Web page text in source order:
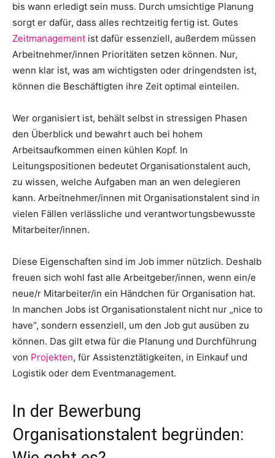
bis wann erledigt sein muss. Durch umsichtige Planung
sorgt er dafür, dass alles rechtzeitig fertig ist. Gutes
Zeitmanagement ist dafür essenziell, außerdem müssen
Arbeitnehmer/innen Prioritäten setzen können. Nur,
wenn klar ist, was am wichtigsten oder dringendsten ist,
können die Beschäftigten ihre Zeit optimal einteilen.
Wer organisiert ist, behält selbst in stressigen Phasen
den Überblick und bewahrt auch bei hohem
Arbeitsaufkommen einen kühlen Kopf. In
Leitungspositionen bedeutet Organisationstalent auch,
zu wissen, welche Aufgaben man an wen delegieren
kann. Arbeitnehmer/innen mit Organisationstalent sind in
vielen Fällen verlässliche und verantwortungsbewusste
Mitarbeiter/innen.
Diese Eigenschaften sind im Job immer nützlich. Deshalb
freuen sich wohl fast alle Arbeitgeber/innen, wenn ein/e
neue/r Mitarbeiter/in ein Händchen für Organisation hat.
In manchen Jobs ist Organisationstalent nicht nur „nice to
have“, sondern essenziell, um den Job gut ausüben zu
können. Das gilt etwa für die Planung und Durchführung
von Projekten, für Assistenztätigkeiten, in Einkauf und
Logistik oder dem Eventmanagement.
In der Bewerbung
Organisationstalent begründen: